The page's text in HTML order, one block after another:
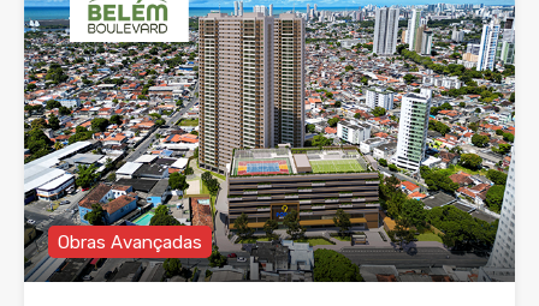
Obras Avançadas